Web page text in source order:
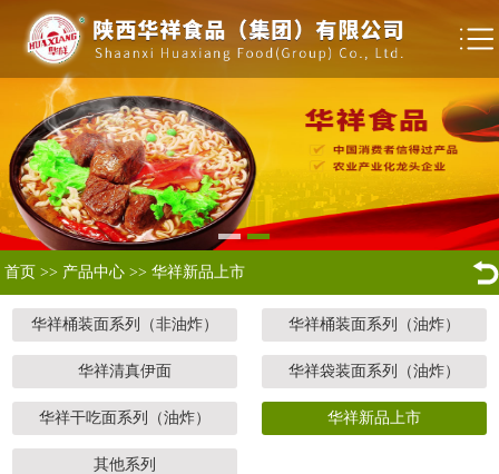
首页 >> 产品中心 >> 华祥新品上市
华祥桶装面系列（非油炸） 华祥桶装面系列（油炸）
华祥清真伊面 华祥袋装面系列（油炸）
华祥干吃面系列（油炸） 华祥新品上市
其他系列